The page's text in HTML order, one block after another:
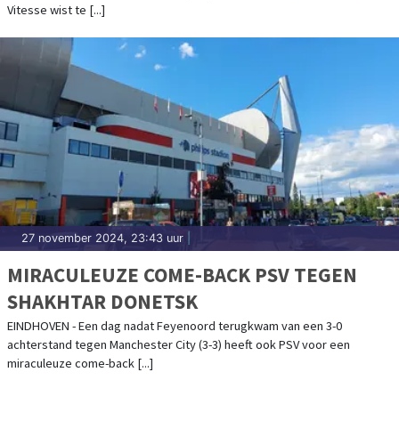
Vitesse wist te [...]
27 november 2024, 23:43 uur
MIRACULEUZE COME-BACK PSV TEGEN
SHAKHTAR DONETSK
EINDHOVEN - Een dag nadat Feyenoord terugkwam van een 3-0
achterstand tegen Manchester City (3-3) heeft ook PSV voor een
miraculeuze come-back [...]